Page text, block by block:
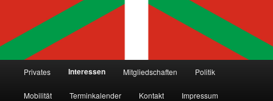
Privates Interessen Mitgliedschaften Politik
Mobilität Terminkalender Kontakt Impressum